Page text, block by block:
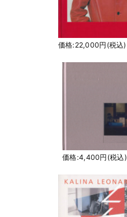
価格:22,000円(税込)
価格:4,400円(税込)